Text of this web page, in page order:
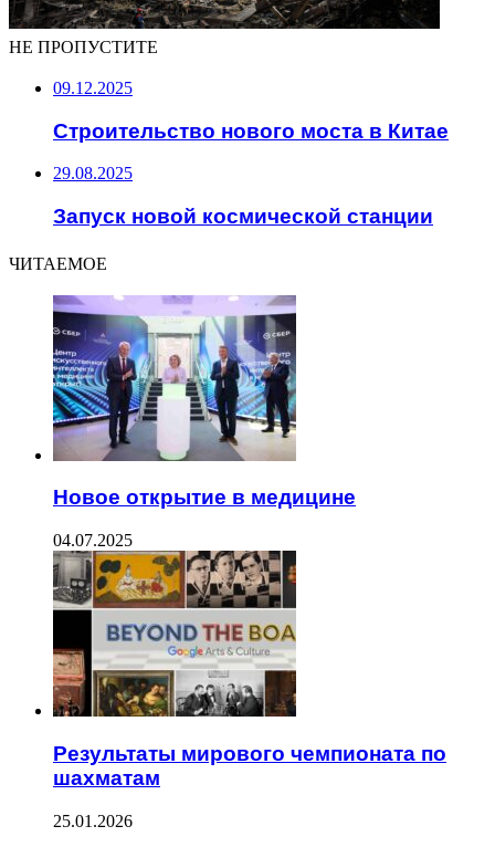
НЕ ПРОПУСТИТЕ
09.12.2025
Строительство нового моста в Китае
29.08.2025
Запуск новой космической станции
ЧИТАЕМОЕ
Новое открытие в медицине
04.07.2025
Результаты мирового чемпионата по
шахматам
25.01.2026